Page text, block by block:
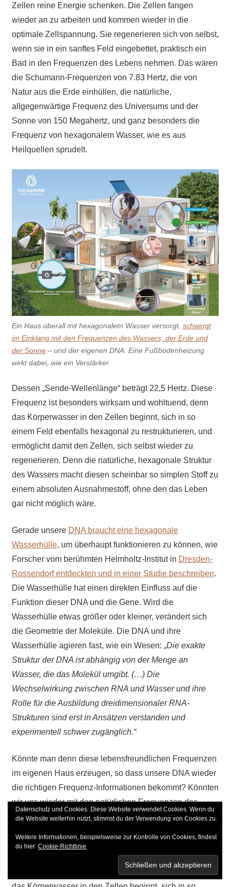
Zellen reine Energie schenken. Die Zellen fangen
wieder an zu arbeiten und kommen wieder in die
optimale Zellspannung. Sie regenerieren sich von selbst,
wenn sie in ein sanftes Feld eingebettet, praktisch ein
Bad in den Frequenzen des Lebens nehmen. Das wären
die Schumann-Frequenzen von 7.83 Hertz, die von
Natur aus die Erde einhüllen, die natürliche,
allgegenwärtige Frequenz des Universums und der
Sonne von 150 Megahertz, und ganz besonders die
Frequenz von hexagonalem Wasser, wie es aus
Heilquellen sprudelt.
Ein Haus überall mit hexagonalem Wasser versorgt, schwingt
im Einklang mit den Frequenzen des Wassers, der Erde und
der Sonne– und der eigenen DNA. Eine Fußbodenheizung
wirkt dabei, wie ein Verstärker.
Dessen „Sende-Wellenlänge“ beträgt 22,5 Hertz. Diese
Frequenz ist besonders wirksam und wohltuend, denn
das Körperwasser in den Zellen beginnt, sich in so
einem Feld ebenfalls hexagonal zu restrukturieren, und
ermöglicht damit den Zellen, sich selbst wieder zu
regenerieren. Denn die natürliche, hexagonale Struktur
des Wassers macht diesen scheinbar so simplen Stoff zu
einem absoluten Ausnahmestoff, ohne den das Leben
gar nicht möglich wäre.
Gerade unsere DNA braucht eine hexagonale
Wasserhülle, um überhaupt funktionieren zu können, wie
Forscher vom berühmten Helmholtz-Institut in Dresden-
Rossendorf entdeckten und in einer Studie beschreiben.
Die Wasserhülle hat einen direkten Einfluss auf die
Funktion dieser DNA und die Gene. Wird die
Wasserhülle etwas größer oder kleiner, verändert sich
die Geometrie der Moleküle. Die DNA und ihre
Wasserhülle agieren fast, wie ein Wesen: „Die exakte
Struktur der DNA ist abhängig von der Menge an
Wasser, die das Molekül umgibt. (…) Die
Wechselwirkung zwischen RNA und Wasser und ihre
Rolle für die Ausbildung dreidimensionaler RNA-
Strukturen sind erst in Ansätzen verstanden und
experimentell schwer zugänglich.“
Könnte man denn diese lebensfreundlichen Frequenzen
im eigenen Haus erzeugen, so dass unsere DNA wieder
die richtigen Frequenz-Informationen bekommt? Könnten
wir uns wieder mit den natürlichen Frequenzen des
Universums und der Mutter Erde umgeben und Kraft
Dessen „Sende-Wellenlänge“ beträgt 22,5 Hertz. Diese
Frequenz ist besonders wirksam und wohltuend, denn
Datenschutz und Cookies: Diese Website verwendet Cookies. Wenn du
die Website weiterhin nutzt, stimmst du der Verwendung von Cookies zu.
Weitere Informationen, beispielsweise zur Kontrolle von Cookies, findest
du hier: Cookie-Richtlinie